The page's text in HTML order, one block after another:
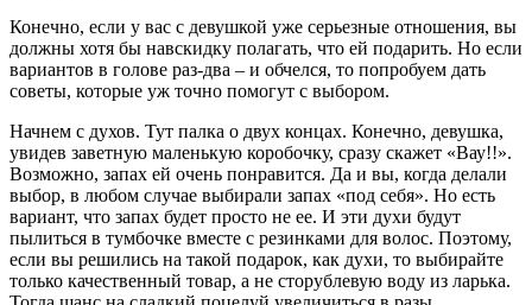
Конечно, если у вас с девушкой уже серьезные отношения, вы
должны хотя бы навскидку полагать, что ей подарить. Но если
вариантов в голове раз-два – и обчелся, то попробуем дать
советы, которые уж точно помогут с выбором.
Начнем с духов. Тут палка о двух концах. Конечно, девушка,
увидев заветную маленькую коробочку, сразу скажет «Вау!!».
Возможно, запах ей очень понравится. Да и вы, когда делали
выбор, в любом случае выбирали запах «под себя». Но есть
вариант, что запах будет просто не ее. И эти духи будут
пылиться в тумбочке вместе с резинками для волос. Поэтому,
если вы решились на такой подарок, как духи, то выбирайте
только качественный товар, а не сторублевую воду из ларька.